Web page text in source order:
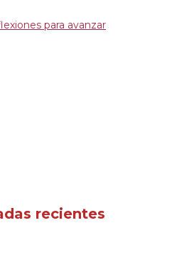
para avanzar
recientes